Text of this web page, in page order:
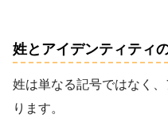
姓とアイデンティティ
姓は単なる記号ではなく
ります。